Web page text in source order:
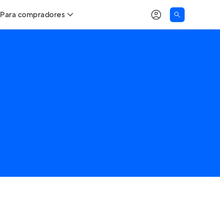
Para compradores
Encontre um corretor